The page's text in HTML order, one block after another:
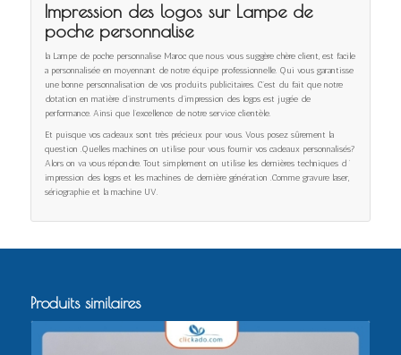
Impression des logos sur Lampe de
poche personnalise
la Lampe de poche personnalise Maroc que nous vous suggère chère client, est facile
a personnalisée en moyennant de notre équipe professionnelle. Qui vous garantisse
une bonne personnalisation de vos produits publicitaires. C’est du fait que notre
dotation en matière d’instruments d’impression des logos est jugée de
performance. Ainsi que l’excellence de notre service clientèle.
Et puisque vos cadeaux sont très précieux pour vous. Vous posez sûrement la
question .Quelles machines on utilise pour vous fournir vos cadeaux personnalisés?
Alors on va vous répondre. Tout simplement on utilise les dernières techniques d ‘
impression des logos et les machines de dernière génération .Comme gravure laser,
sériographie et la machine UV.
Produits similaires